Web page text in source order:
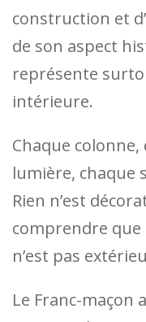
construction et
de son aspect
représente
intérieure.
Chaque
lumière, chaque
Rien n’est
comprendre
n’est pas
Le Franc-maçon